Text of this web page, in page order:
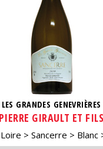
LES GRANDES GENEVRIÈRES
PIERRE GIRAULT ET FILS
Sancerre Blanc